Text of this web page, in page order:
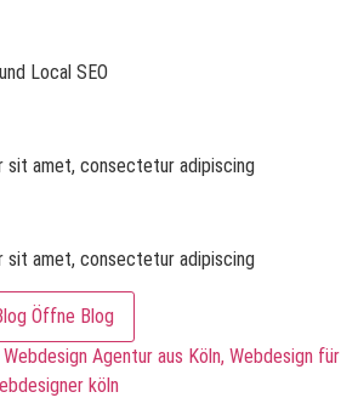
Local SEO
sit amet, consectetur adipiscing
sit amet, consectetur adipiscing
Öffne Blog